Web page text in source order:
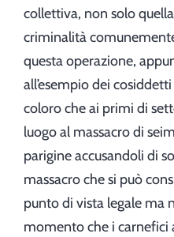
collettiva, non solo
criminalità
questa operazione,
all’esempio dei
coloro che ai primi di
luogo al massacro di
parigine accusandoli di
massacro che si può
punto di vista legale ma
momento che i carnefici